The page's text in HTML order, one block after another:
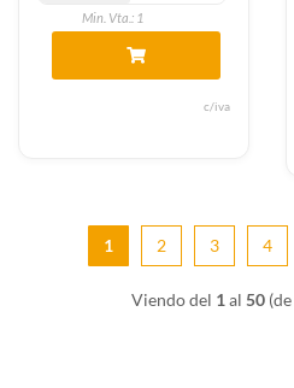
Min. Vta.: 1
c/iva
1 2 3 4
Viendo del 1 al 50(de